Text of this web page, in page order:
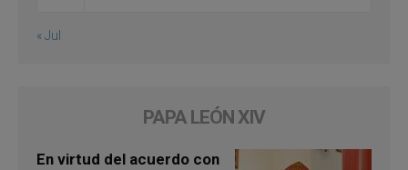
« Jul
PAPA LEÓN XIV
En virtud del acuerdo con